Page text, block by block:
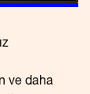
ve daha